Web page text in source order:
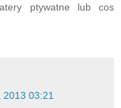
ptywatne lub cos
2013 03:21